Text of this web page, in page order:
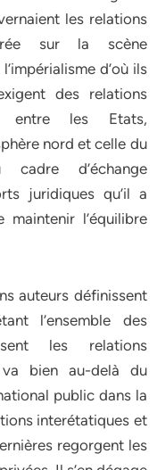
les relations
sur la scène
d’où ils
des relations
entre les Etats,
nord et celle du
d’échange
juridiques qu’il a
l’équilibre
auteurs définissent
l’ensemble des
les relations
va bien au-delà du
public dans la
interétatiques et
regorgent les